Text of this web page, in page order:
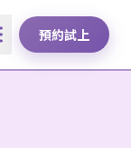
預約試上